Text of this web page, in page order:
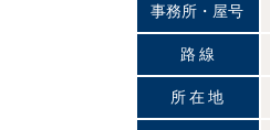
事務所・屋号
路 線
所 在 地